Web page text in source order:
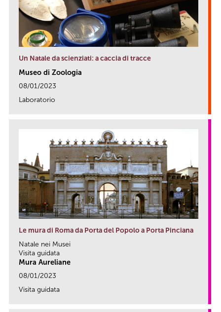
Un Natale da scienziati: a caccia di tracce
Museo di Zoologia
08/01/2023
Laboratorio
Le mura di Roma da Porta del Popolo a Porta Pinciana
Natale nei Musei
Visita guidata
Mura Aureliane
08/01/2023
Visita guidata